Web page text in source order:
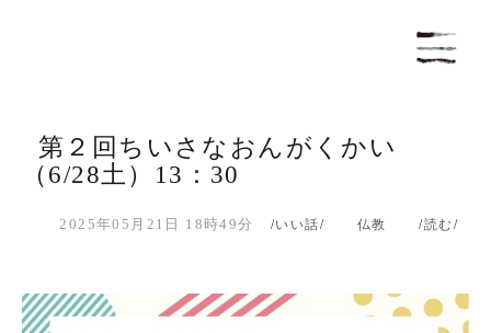
第２回ちいさなおんがくかい
（6/28土）13：30
2025年05月21日 18時49分 いい話 仏教 読む